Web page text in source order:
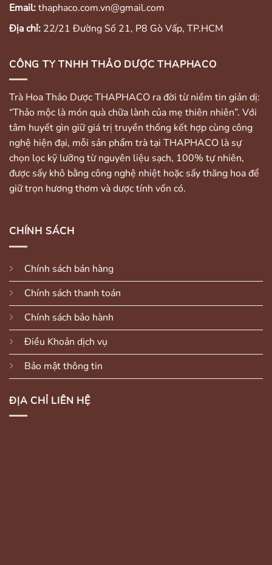
Email:thaphaco.com.vn@gmail.com
Địa chỉ: 22/21 Đường Số 21, P8 Gò Vấp, TP.HCM
CÔNG TY TNHH THẢO DƯỢC THAPHACO
Trà Hoa Thảo Dược THAPHACO ra đời từ niềm tin giản dị:
“Thảo mộc là món quà chữa lành của mẹ thiên nhiên”. Với
tâm huyết gìn giữ giá trị truyền thống kết hợp cùng công
nghệ hiện đại, mỗi sản phẩm trà tại THAPHACO là sự
chọn lọc kỹ lưỡng từ nguyên liệu sạch, 100% tự nhiên,
được sấy khô bằng công nghệ nhiệt hoặc sấy thăng hoa để
giữ trọn hương thơm và dược tính vốn có.
CHÍNH SÁCH
Chính sách bán hàng
Chính sách thanh toán
Chính sách bảo hành
Điều Khoản dịch vụ
Bảo mật thông tin
ĐỊA CHỈ LIÊN HỆ